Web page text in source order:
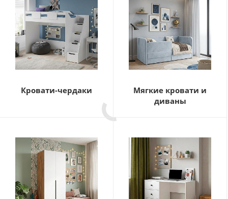
Кровати-чердаки
Мягкие кровати и
диваны